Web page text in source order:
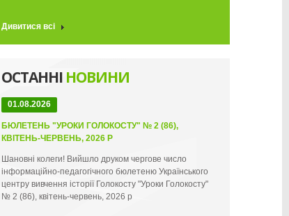
Дивитися всі
ОСТАННІ НОВИНИ
01.08.2026
БЮЛЕТЕНЬ "УРОКИ ГОЛОКОСТУ" № 2 (86),
КВІТЕНЬ-ЧЕРВЕНЬ, 2026 Р
Шановні колеги! Вийшло друком чергове число
інформаційно-педагогічного бюлетеню Українського
центру вивчення історії Голокосту "Уроки Голокосту"
№ 2 (86), квітень-червень, 2026 р